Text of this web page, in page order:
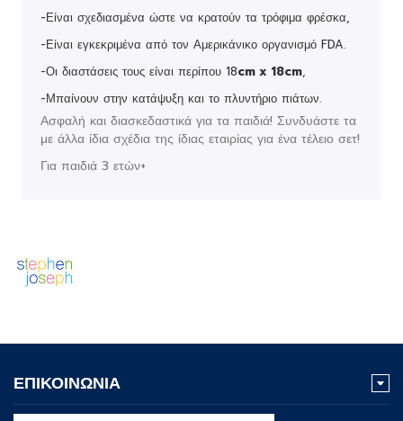
-Είναι σχεδιασμένα ώστε να κρατούν τα τρόφιμα φρέσκα,
-Είναι εγκεκριμένα από τον Αμερικάνικο οργανισμό FDA.
-Οι διαστάσεις τους είναι περίπου 18cm x 18cm,
-Μπαίνουν στην κατάψυξη και το πλυντήριο πιάτων.
Ασφαλή και διασκεδαστικά για τα παιδιά! Συνδυάστε τα
με άλλα ίδια σχέδια της ίδιας εταιρίας για ένα τέλειο σετ!
Για παιδιά 3 ετών+
ΕΠΙΚΟΙΝΩΝΙΑ